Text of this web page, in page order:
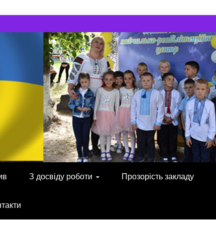
З досвіду роботи Прозорість закладу